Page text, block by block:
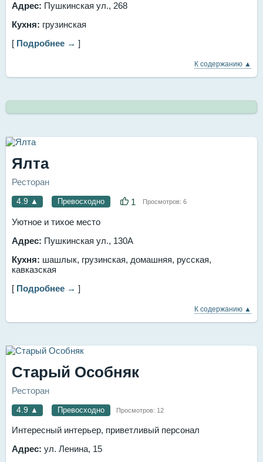
Адрес: Пушкинская ул., 268
Кухня: грузинская
[ Подробнее → ]
К содержанию ▲
Ялта
Ресторан
4.9 ▲ Превосходно 1 Просмотров: 6
Уютное и тихое место
Адрес: Пушкинская ул., 130А
Кухня: шашлык, грузинская, домашняя, русская,
кавказская
[ Подробнее → ]
К содержанию ▲
Старый Особняк
Ресторан
4.9 ▲ Превосходно Просмотров: 12
Интересный интерьер, приветливый персонал
Адрес: ул. Ленина, 15